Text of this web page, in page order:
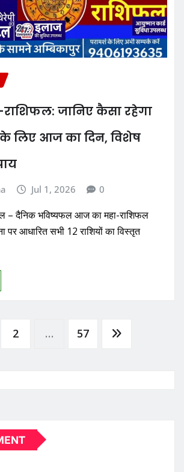
जानिए कैसा रहेगा
लिए आज का दिन, विशेष
Jul 1, 2026 0
– दैनिक भविष्यफल आज का महा-राशिफल
पर आधारित सभी 12 राशियों का विस्तृत
2 … 57